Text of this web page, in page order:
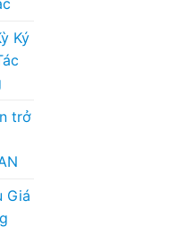
Ký
trở
Giá